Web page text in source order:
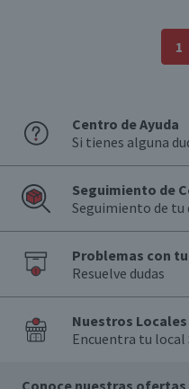
1
Centro de Ayuda
Si tienes alguna
Seguimiento de
Seguimiento de tu
Problemas con
Resuelve dudas
Nuestros Locales
Encuentra tu local
Conoce nuestras ofertas